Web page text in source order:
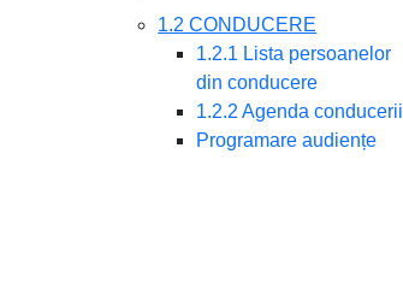
1.2 CONDUCERE
1.2.1 Lista persoanelor
din conducere
1.2.2 Agenda conducerii
Programare audiențe